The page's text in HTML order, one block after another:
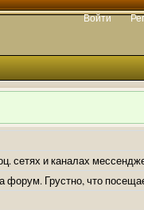
Войти
сетях и каналах
Грустно, что